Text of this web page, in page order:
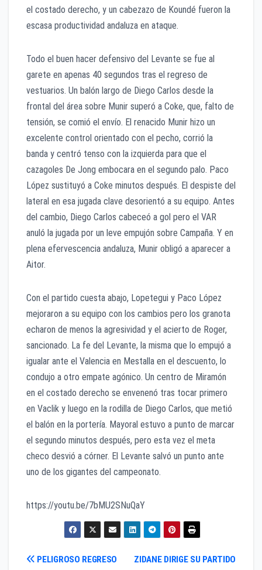
el costado derecho, y un cabezazo de Koundé fueron la
escasa productividad andaluza en ataque.
Todo el buen hacer defensivo del Levante se fue al
garete en apenas 40 segundos tras el regreso de
vestuarios. Un balón largo de Diego Carlos desde la
frontal del área sobre Munir superó a Coke, que, falto de
tensión, se comió el envío. El renacido Munir hizo un
excelente control orientado con el pecho, corrió la
banda y centró tenso con la izquierda para que el
cazagoles De Jong embocara en el segundo palo. Paco
López sustituyó a Coke minutos después. El despiste del
lateral en esa jugada clave desorientó a su equipo. Antes
del cambio, Diego Carlos cabeceó a gol pero el VAR
anuló la jugada por un leve empujón sobre Campaña. Y en
plena efervescencia andaluza, Munir obligó a aparecer a
Aitor.
Con el partido cuesta abajo, Lopetegui y Paco López
mejoraron a su equipo con los cambios pero los granota
echaron de menos la agresividad y el acierto de Roger,
sancionado. La fe del Levante, la misma que lo empujó a
igualar ante el Valencia en Mestalla en el descuento, lo
condujo a otro empate agónico. Un centro de Miramón
en el costado derecho se envenenó tras tocar primero
en Vaclik y luego en la rodilla de Diego Carlos, que metió
el balón en la portería. Mayoral estuvo a punto de marcar
el segundo minutos después, pero esta vez el meta
checo desvió a córner. El Levante salvó un punto ante
uno de los gigantes del campeonato.
https://youtu.be/7bMU2SNuQaY
Navegación ZIDANE DIRIGE SU PARTIDO
PELIGROSO REGRESO